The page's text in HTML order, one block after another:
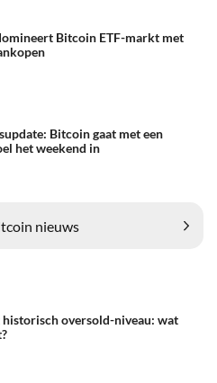
Bitcoin ETF-markt met
Bitcoin gaat met een
het weekend in
nieuws
oversold-niveau: wat